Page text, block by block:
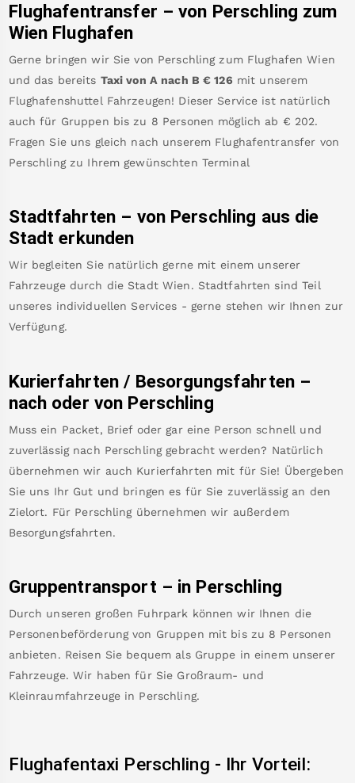
Flughafentransfer – von Perschling zum
Wien Flughafen
Gerne bringen wir Sie von Perschling zum Flughafen Wien
und das bereits Taxi von A nach B €126 mit unserem
Flughafenshuttel Fahrzeugen! Dieser Service ist natürlich
auch für Gruppen bis zu 8 Personen möglich ab € 202.
Fragen Sie uns gleich nach unserem Flughafentransfer von
Perschling zu Ihrem gewünschten Terminal
Stadtfahrten – von Perschling aus die
Stadt erkunden
Wir begleiten Sie natürlich gerne mit einem unserer
Fahrzeuge durch die Stadt Wien. Stadtfahrten sind Teil
unseres individuellen Services - gerne stehen wir Ihnen zur
Verfügung.
Kurierfahrten / Besorgungsfahrten –
nach oder von Perschling
Muss ein Packet, Brief oder gar eine Person schnell und
zuverlässig nach Perschling gebracht werden? Natürlich
übernehmen wir auch Kurierfahrten mit für Sie! Übergeben
Sie uns Ihr Gut und bringen es für Sie zuverlässig an den
Zielort. Für Perschling übernehmen wir außerdem
Besorgungsfahrten.
Gruppentransport – in Perschling
Durch unseren großen Fuhrpark können wir Ihnen die
Personenbeförderung von Gruppen mit bis zu 8 Personen
anbieten. Reisen Sie bequem als Gruppe in einem unserer
Fahrzeuge. Wir haben für Sie Großraum- und
Kleinraumfahrzeuge in Perschling.
Flughafentaxi Perschling - Ihr Vorteil: